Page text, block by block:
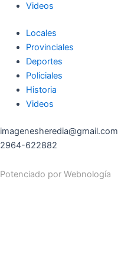
Videos
Locales
Provinciales
Deportes
Policiales
Historia
Videos
imagenesheredia@gmail.com
2964-622882
Potenciado por Webnología